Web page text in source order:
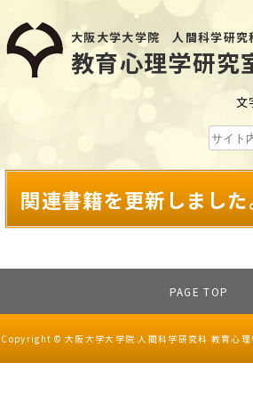
大阪大学大学院 人間科学研究
教育心理学研究
文
関連書籍を更新しました
PAGE TOP
Copyright © 大阪大学大学院 人間科学研究科 教育心